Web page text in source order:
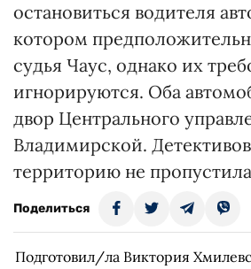
остановиться водителя
котором
судья Чаус, однако их
игнорируются. Оба
двор Центрального
Владимирской.
территорию не
Поделиться
Подготовил/ла Виктория